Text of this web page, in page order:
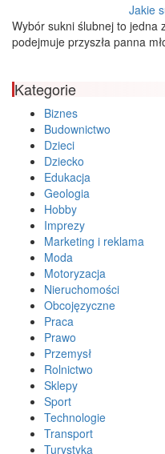
Jakie
Wybór sukni ślubnej to jedna
podejmuje przyszła panna
Kategorie
Biznes
Budownictwo
Dzieci
Dziecko
Edukacja
Geologia
Hobby
Imprezy
Marketing i reklama
Moda
Motoryzacja
Nieruchomości
Obcojęzyczne
Praca
Prawo
Przemysł
Rolnictwo
Sklepy
Sport
Technologie
Transport
Turystyka